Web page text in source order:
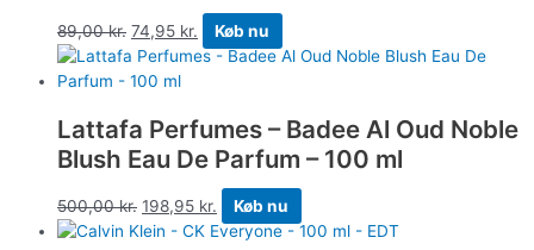
89,00kr. 74,95 kr. Køb nu
Lattafa Perfumes – Badee Al Oud Noble
Blush Eau De Parfum – 100 ml
500,00kr. 198,95 kr. Køb nu